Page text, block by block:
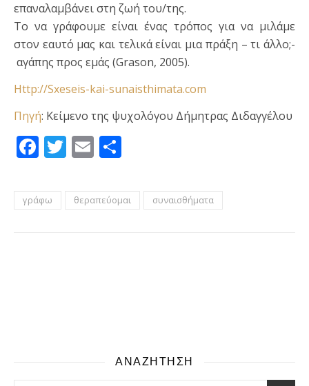
επαναλαμβάνει στη ζωή του/της.
Το να γράφουμε είναι ένας τρόπος για να μιλάμε
στον εαυτό μας και τελικά είναι μια πράξη – τι άλλο;-
αγάπης προς εμάς (Grason, 2005).
Http://Sxeseis-kai-sunaisthimata.com
Πηγή: Κείμενο της ψυχολόγου Δήμητρας Διδαγγέλου
Facebook
Twitter
Email
γράφω θεραπεύομαι συναισθήματα
ΑΝΑΖΗΤΗΣΗ